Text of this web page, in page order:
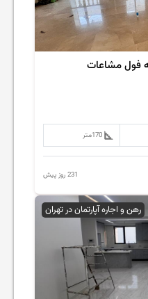
170متر
231 روز پیش
رهن و اجاره آپارتمان در تهران